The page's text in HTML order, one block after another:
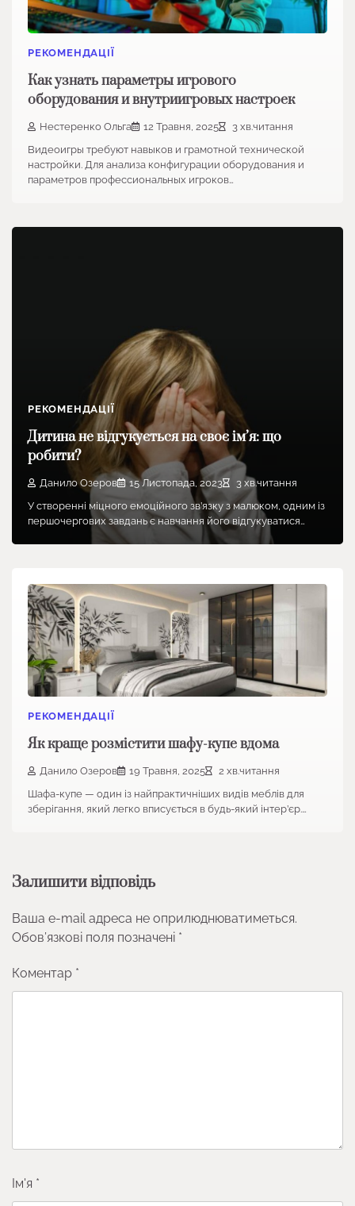
РЕКОМЕНДАЦІЇ
Как узнать параметры игрового
оборудования и внутриигровых настроек
Нестеренко Ольга 12 Травня, 2025
3 хв.читання
Видеоигры требуют навыков и грамотной технической
настройки. Для анализа конфигурации оборудования и
параметров профессиональных игроков…
РЕКОМЕНДАЦІЇ
Дитина не відгукується на своє ім’я: що
робити?
Данило Озеров 15 Листопада, 2023
3 хв.читання
У створенні міцного емоційного зв’язку з малюком, одним із
першочергових завдань є навчання його відгукуватися…
РЕКОМЕНДАЦІЇ
Як краще розмістити шафу-купе вдома
Данило Озеров 19 Травня, 2025
2 хв.читання
Шафа-купе — один із найпрактичніших видів меблів для
зберігання, який легко вписується в будь-який інтер’єр.…
Залишити відповідь
Ваша e-mail адреса не оприлюднюватиметься.
Обов’язкові поля позначені *
Коментар *
Ім'я *